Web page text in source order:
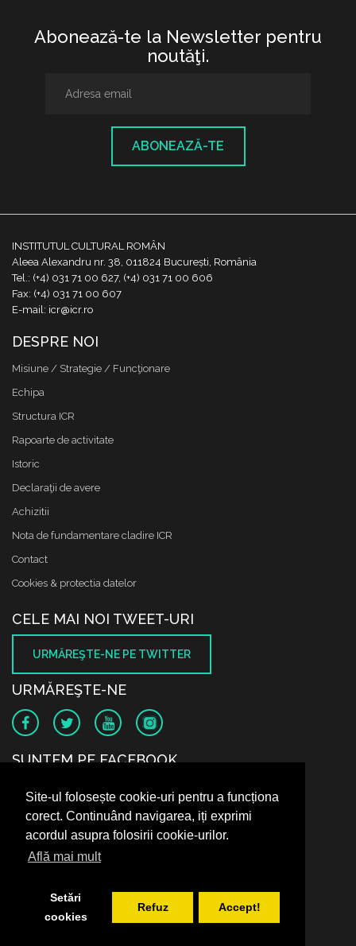
Site-ul folosește cookie-uri pentru a funcționa
corect. Continuând navigarea, iți exprimi
acordul asupra folosirii cookie-urilor.
Află mai mult
Setări
cookies
Refuz Accept!
Abonează-te la Newsletter pentru
noutăţi.
ABONEAZĂ-TE
INSTITUTUL CULTURAL ROMÂN
Aleea Alexandru nr. 38, 011824 București, România
Tel.: (+4) 031 71 00 627, (+4) 031 71 00 606
Fax: (+4) 031 71 00 607
E-mail: icr@icr.ro
DESPRE NOI
Misiune / Strategie / Funcţionare
Echipa
Structura ICR
Rapoarte de activitate
Istoric
Declaraţii de avere
Achizitii
Nota de fundamentare cladire ICR
Contact
Cookies & protectia datelor
CELE MAI NOI TWEET-URI
URMĂREŞTE-NE PE TWITTER
URMĂREŞTE-NE
SUNTEM PE FACEBOOK